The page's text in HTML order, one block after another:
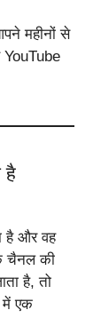
महीनों से
YouTube
है
है और वह
चैनल की
है, तो
में एक